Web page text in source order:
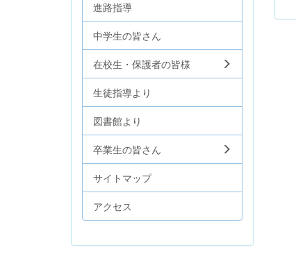
進路指導
中学生の皆さん
在校生・保護者の皆様
生徒指導より
図書館より
卒業生の皆さん
サイトマップ
アクセス